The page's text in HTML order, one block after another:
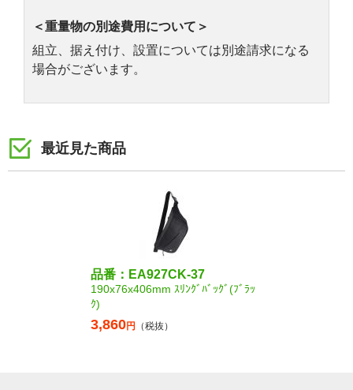
＜重量物の別途費用について＞
組立、据え付け、設置については別途請求になる
場合がございます。
最近見た商品
品番：EA927CK-37
190x76x406mm ｽﾘﾝｸﾞﾊﾞｯｸﾞ(ﾌﾞﾗｯ
ｸ)
3,860円 （税抜）